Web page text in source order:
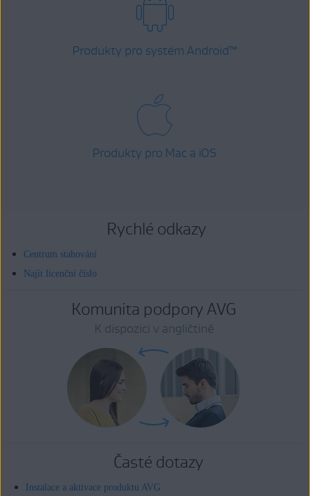
Produkty pro systém Android™
Produkty pro Mac a iOS
Rychlé odkazy
Centrum stahování
Najít licenční číslo
Komunita podpory AVG
K dispozici v angličtině
Časté dotazy
Instalace a aktivace produktu AVG